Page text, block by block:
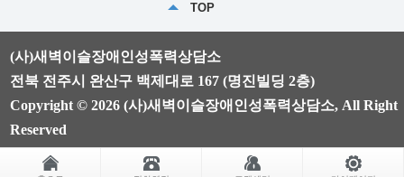
TOP
(사)새벽이슬장애인성폭력상담소
전북 전주시 완산구 백제대로 167 (명진빌딩 2층)
Copyright © 2026 (사)새벽이슬장애인성폭력상담소, All Right
Reserved